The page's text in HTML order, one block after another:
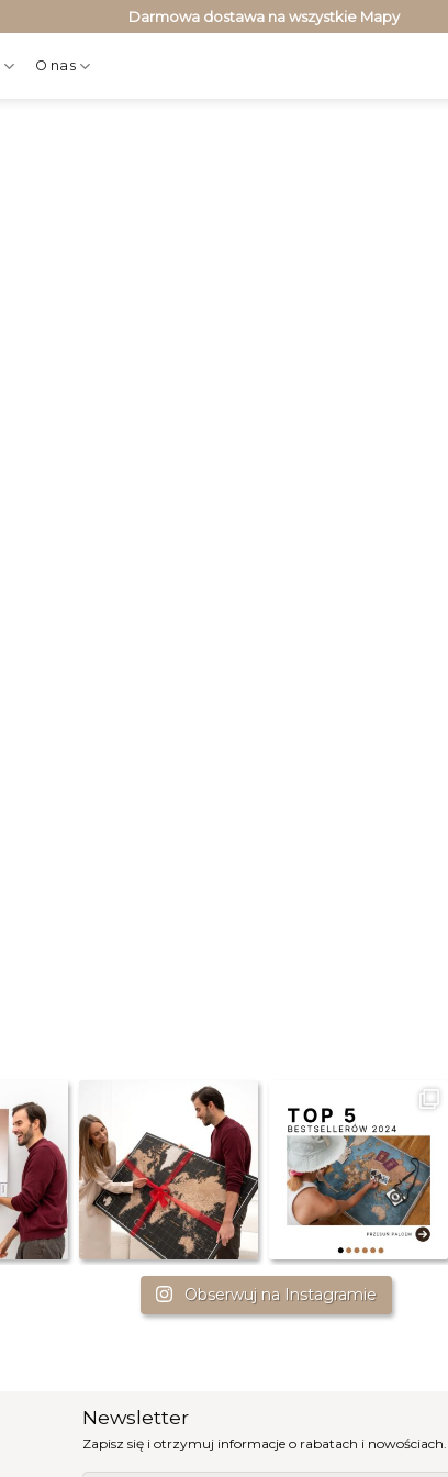
Darmowa dostawa na wszystkie Mapy
O nas
Obserwuj na Instagramie
Newsletter
Zapisz się i otrzymuj informacje o rabatach i nowościach.